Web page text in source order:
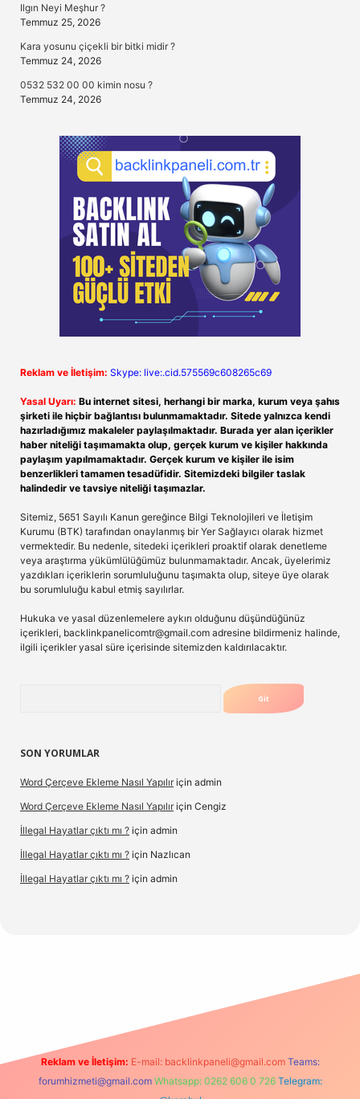
Ilgın Neyi Meşhur ?
Temmuz 25, 2026
Kara yosunu çiçekli bir bitki midir ?
Temmuz 24, 2026
0532 532 00 00 kimin nosu ?
Temmuz 24, 2026
Reklam ve İletişim: Skype: live:.cid.575569c608265c69
Yasal Uyarı: Bu internet sitesi, herhangi bir marka, kurum veya şahıs
şirketi ile hiçbir bağlantısı bulunmamaktadır. Sitede yalnızca kendi
hazırladığımız makaleler paylaşılmaktadır. Burada yer alan içerikler
haber niteliği taşımamakta olup, gerçek kurum ve kişiler hakkında
paylaşım yapılmamaktadır. Gerçek kurum ve kişiler ile isim
benzerlikleri tamamen tesadüfidir. Sitemizdeki bilgiler taslak
halindedir ve tavsiye niteliği taşımazlar.
Sitemiz, 5651 Sayılı Kanun gereğince Bilgi Teknolojileri ve İletişim
Kurumu (BTK) tarafından onaylanmış bir Yer Sağlayıcı olarak hizmet
vermektedir. Bu nedenle, sitedeki içerikleri proaktif olarak denetleme
veya araştırma yükümlülüğümüz bulunmamaktadır. Ancak, üyelerimiz
yazdıkları içeriklerin sorumluluğunu taşımakta olup, siteye üye olarak
bu sorumluluğu kabul etmiş sayılırlar.
Hukuka ve yasal düzenlemelere aykırı olduğunu düşündüğünüz
içerikleri, backlinkpanelicomtr@gmail.com adresine bildirmeniz halinde,
ilgili içerikler yasal süre içerisinde sitemizden kaldırılacaktır.
SON YORUMLAR
Word Çerçeve Ekleme Nasıl Yapılır için admin
Word Çerçeve Ekleme Nasıl Yapılır için Cengiz
İllegal Hayatlar çıktı mı ? için admin
İllegal Hayatlar çıktı mı ? için Nazlıcan
İllegal Hayatlar çıktı mı ? için admin
Reklam ve İletişim: E-mail: backlinkpaneli@gmail.com Teams:
forumhizmeti@gmail.com Whatsapp: 0262 606 0 726 Telegram: